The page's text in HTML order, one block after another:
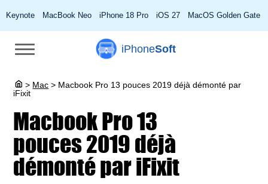
Keynote MacBook Neo iPhone 18 Pro iOS 27 MacOS Golden Gate
iPhoneSoft
> Mac > Macbook Pro 13 pouces 2019 déjà démonté par
iFixit
Macbook Pro 13
pouces 2019 déjà
démonté par iFixit